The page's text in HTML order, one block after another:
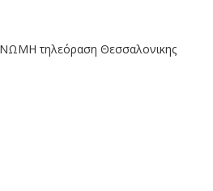
τηλεόραση Θεσσαλονικης